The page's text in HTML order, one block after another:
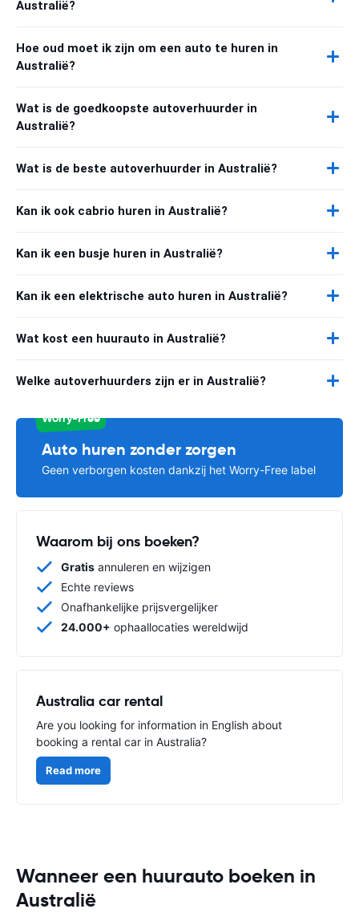
Australië?
Hoe oud moet ik zijn om een auto te huren in
Australië?
Wat is de goedkoopste autoverhuurder in
Australië?
Wat is de beste autoverhuurder in Australië?
Kan ik ook cabrio huren in Australië?
Kan ik een busje huren in Australië?
Kan ik een elektrische auto huren in Australië?
Wat kost een huurauto in Australië?
Welke autoverhuurders zijn er in Australië?
Worry-Free
Auto huren zonder zorgen
Geen verborgen kosten dankzij het Worry-Free label
Waarom bij ons boeken?
Gratis annuleren en wijzigen
Echte reviews
Onafhankelijke prijsvergelijker
24.000+ ophaallocaties wereldwijd
Australia car rental
Are you looking for information in English about
booking a rental car in Australia?
Read more
Wanneer een huurauto boeken in
Australië